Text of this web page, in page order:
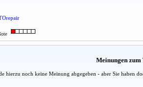
Meinungen zum
hierzu noch keine Meinung abgegeben - aber Sie haben